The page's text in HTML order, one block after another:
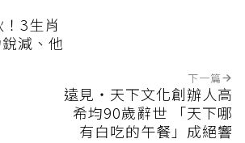
3生肖
減、他
下一篇
遠見‧天下文化創辦人高
希均90歲辭世 「天下哪
有白吃的午餐」成絕響